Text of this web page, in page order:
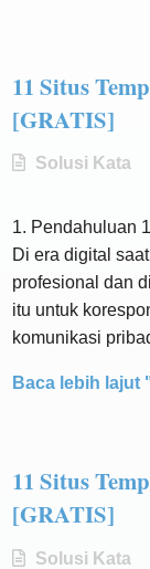
11 Situs
[GRATIS]
Solusi Kata
1. Pendahuluan
Di era digital
profesional dan
itu untuk
komunikasi
Baca lebih lajut
11 Situs
[GRATIS]
Solusi Kata